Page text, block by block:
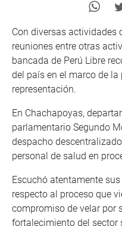
Con diversas actividades
reuniones entre otras
bancada de Perú Libre
del país en el marco de la
representación.
En Chachapoyas,
parlamentario Segundo
despacho
personal de salud en
Escuchó atentamente
respecto al proceso que
compromiso de velar por
fortalecimiento del sector